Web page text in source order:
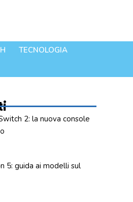
TECNOLOGIA
2: la nuova console
5: guida ai modelli sul